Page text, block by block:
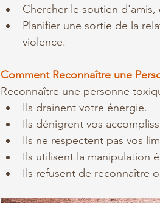
Chercher le soutien
Planifier une sortie de la
violence.
Comment Reconnaître une
Reconnaître une personne
Ils drainent votre énergie.
Ils dénigrent vos
Ils ne respectent pas vos
Ils utilisent la manipulation
Ils refusent de reconnaître